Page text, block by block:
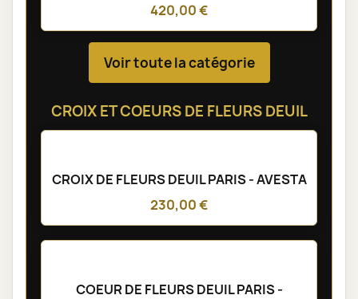
420,00 €
Voir toute la catégorie
CROIX ET COEURS DE FLEURS DEUIL
CROIX DE FLEURS DEUIL PARIS - AVESTA
230,00 €
COEUR DE FLEURS DEUIL PARIS -